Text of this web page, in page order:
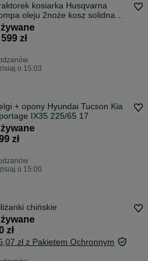
kosiarka Husqvarna
oleju 2noże kosz solidna
rama solidny
zł
o 15:03
+ opony Hyundai Tucson Kia
IX35 225/65 17
zł
o 15:00
chińskie
zł
zł z Pakietem Ochronnym